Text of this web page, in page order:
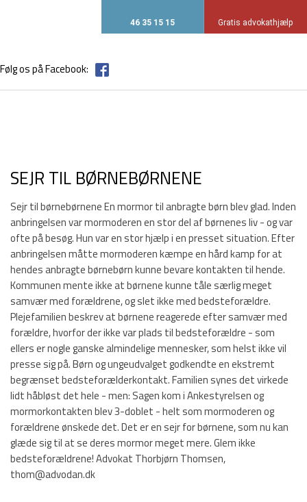
46 35 15 15 Gratis advokathjælp​
Følg os på Facebook:
SEJR TIL BØRNEBØRNENE
Sejr til børnebørnene En mormor til anbragte børn blev glad. Inden
anbringelsen var mormoderen en stor del af børnenes liv - og var
ofte på besøg. Hun var en stor hjælp i en presset situation. Efter
anbringelsen måtte mormoderen kæmpe en hård kamp for at
hendes anbragte børnebørn kunne bevare kontakten til hende.
Kommunen mente ikke at børnene kunne tåle særlig meget
samvær med forældrene, og slet ikke med bedsteforældre.
Plejefamilien beskrev at børnene reagerede efter samvær med
forældre, hvorfor der ikke var plads til bedsteforældre - som
ellers er nogle ganske almindelige mennesker, som helst ikke vil
presse sig på. Børn og ungeudvalget godkendte en ekstremt
begrænset bedsteforælderkontakt. Familien synes det virkede
lidt håbløst det hele - men: Sagen kom i Ankestyrelsen og
mormorkontakten blev 3-doblet - helt som mormoderen og
forældrene ønskede det. Det er en sejr for børnene, som nu kan
glæde sig til at se deres mormor meget mere. Glem ikke
bedsteforældrene! Advokat Thorbjørn Thomsen,
thom@advodan.dk